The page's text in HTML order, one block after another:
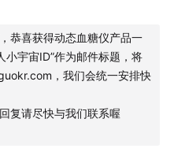
让他改变了自己的饮食习
重吗？
匹配此刻的饥饿感，更好
恭喜获得动态血糖仪产品一
小宇宙ID”作为邮件标题，将
，我们会统一安排快
复请尽快与我们联系喔